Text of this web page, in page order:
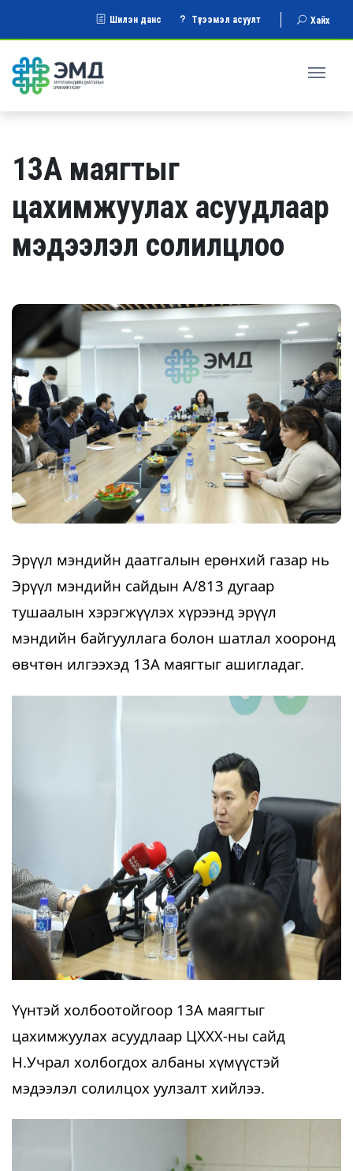
Шилэн данс Түгээмэл асуулт Хайх
13А маягтыг
цахимжуулах асуудлаар
мэдээлэл солилцлоо
Эрүүл мэндийн даатгалын ерөнхий газар нь
Эрүүл мэндийн сайдын А/813 дугаар
тушаалын хэрэгжүүлэх хүрээнд эрүүл
мэндийн байгууллага болон шатлал хооронд
өвчтөн илгээхэд 13А маягтыг ашигладаг.
Үүнтэй холбоотойгоор 13А маягтыг
цахимжуулах асуудлаар ЦХХХ-ны сайд
Н.Учрал холбогдох албаны хүмүүстэй
мэдээлэл солилцох уулзалт хийлээ.